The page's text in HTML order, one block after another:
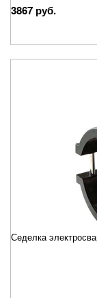
3867 руб.
Седелка